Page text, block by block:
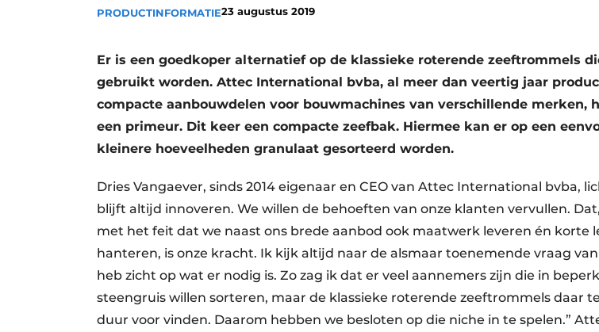
Vacature aanmelden
Video’s
PRODUCTINFORMATIE23 augustus 2019
Er is een goedkoper alternatief op de klassieke roterende zeeftrommels
gebruikt worden. Attec International bvba, al meer dan veertig jaar
compacte aanbouwdelen voor bouwmachines van verschillende merken,
een primeur. Dit keer een compacte zeefbak. Hiermee kan er op een
kleinere hoeveelheden granulaat gesorteerd worden.
Dries Vangaever, sinds 2014 eigenaar en CEO van Attec International bvba,
blijft altijd innoveren. We willen de behoeften van onze klanten vervullen.
met het feit dat we naast ons brede aanbod ook maatwerk leveren én korte
hanteren, is onze kracht. Ik kijk altijd naar de alsmaar toenemende vraag
heb zicht op wat er nodig is. Zo zag ik dat er veel aannemers zijn die in
steengruis willen sorteren, maar de klassieke roterende zeeftrommels daar
duur voor vinden. Daarom hebben we besloten op die niche in te spelen.”